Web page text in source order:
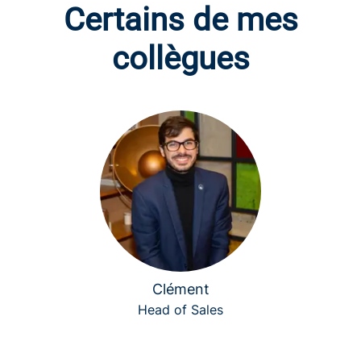
Certains de mes
collègues
Clément
Head of Sales